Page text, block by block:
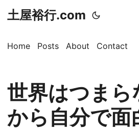
土屋裕行.com
Home Posts About Contact
世界はつまら
から自分で面